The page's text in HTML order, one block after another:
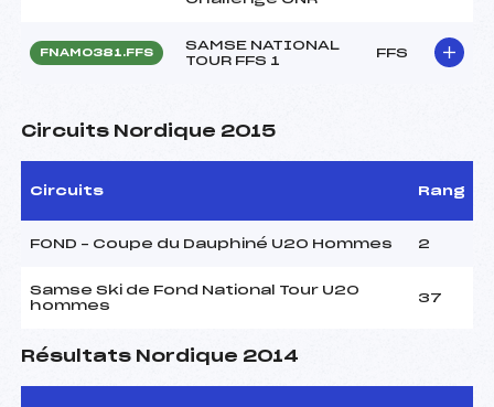
FNAM0381.FFS
SAMSE NATIONAL
TOUR FFS 1
FFS
Circuits Nordique 2015
Circuits Rang
FOND – Coupe du Dauphiné U20 Hommes 2
Samse Ski de Fond National Tour U20
hommes
37
Résultats Nordique 2014